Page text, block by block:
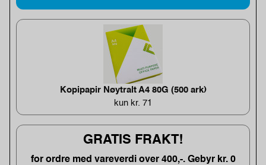
Kopipapir Nøytralt A4 80G (500 ark)
kun kr. 71
GRATIS FRAKT!
for ordre med vareverdi over 400,-. Gebyr kr. 0